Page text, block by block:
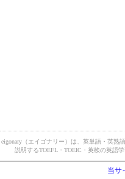
eigonary（エイゴナリー）は、英単語・英熟
説明するTOEFL・TOEIC・英検の英語
当サ